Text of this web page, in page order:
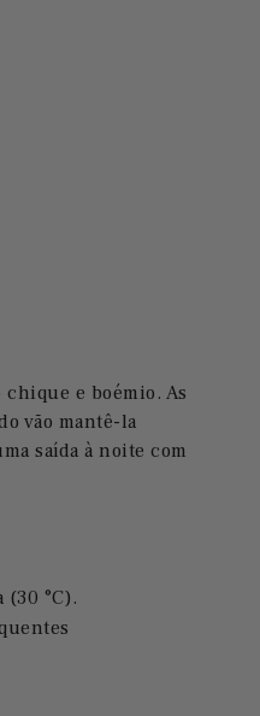
e boémio. As
vão mantê-la
saída à noite com
(30 °C).